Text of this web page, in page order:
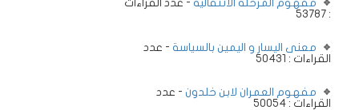
مفهوم المرحلة الانتقالية - عدد القراءات
: 53787
معنى اليسار و اليمين بالسياسة - عدد
القراءات : 50431
مفهوم العمران لابن خلدون - عدد
القراءات : 50054